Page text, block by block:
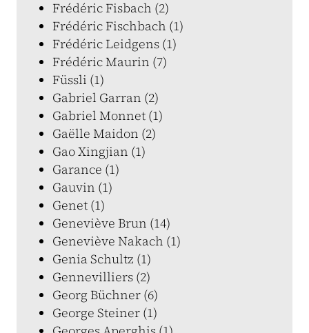
Frédéric Fisbach (2)
Frédéric Fischbach (1)
Frédéric Leidgens (1)
Frédéric Maurin (7)
Füssli (1)
Gabriel Garran (2)
Gabriel Monnet (1)
Gaëlle Maidon (2)
Gao Xingjian (1)
Garance (1)
Gauvin (1)
Genet (1)
Geneviève Brun (14)
Geneviève Nakach (1)
Genia Schultz (1)
Gennevilliers (2)
Georg Büchner (6)
George Steiner (1)